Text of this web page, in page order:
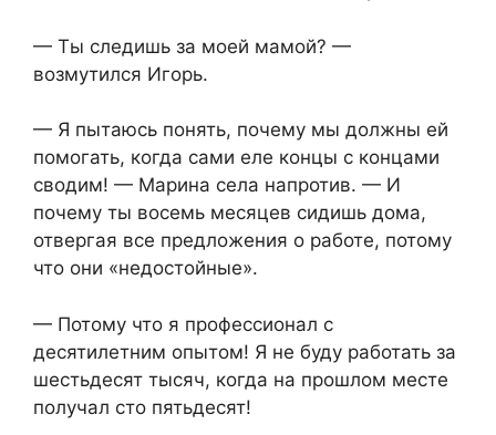
— Ты следишь за моей мамой? —
возмутился Игорь.
— Я пытаюсь понять, почему мы должны ей
помогать, когда сами еле концы с концами
сводим! — Марина села напротив. — И
почему ты восемь месяцев сидишь дома,
отвергая все предложения о работе, потому
что они «недостойные».
— Потому что я профессионал с
десятилетним опытом! Я не буду работать за
шестьдесят тысяч, когда на прошлом месте
получал сто пятьдесят!